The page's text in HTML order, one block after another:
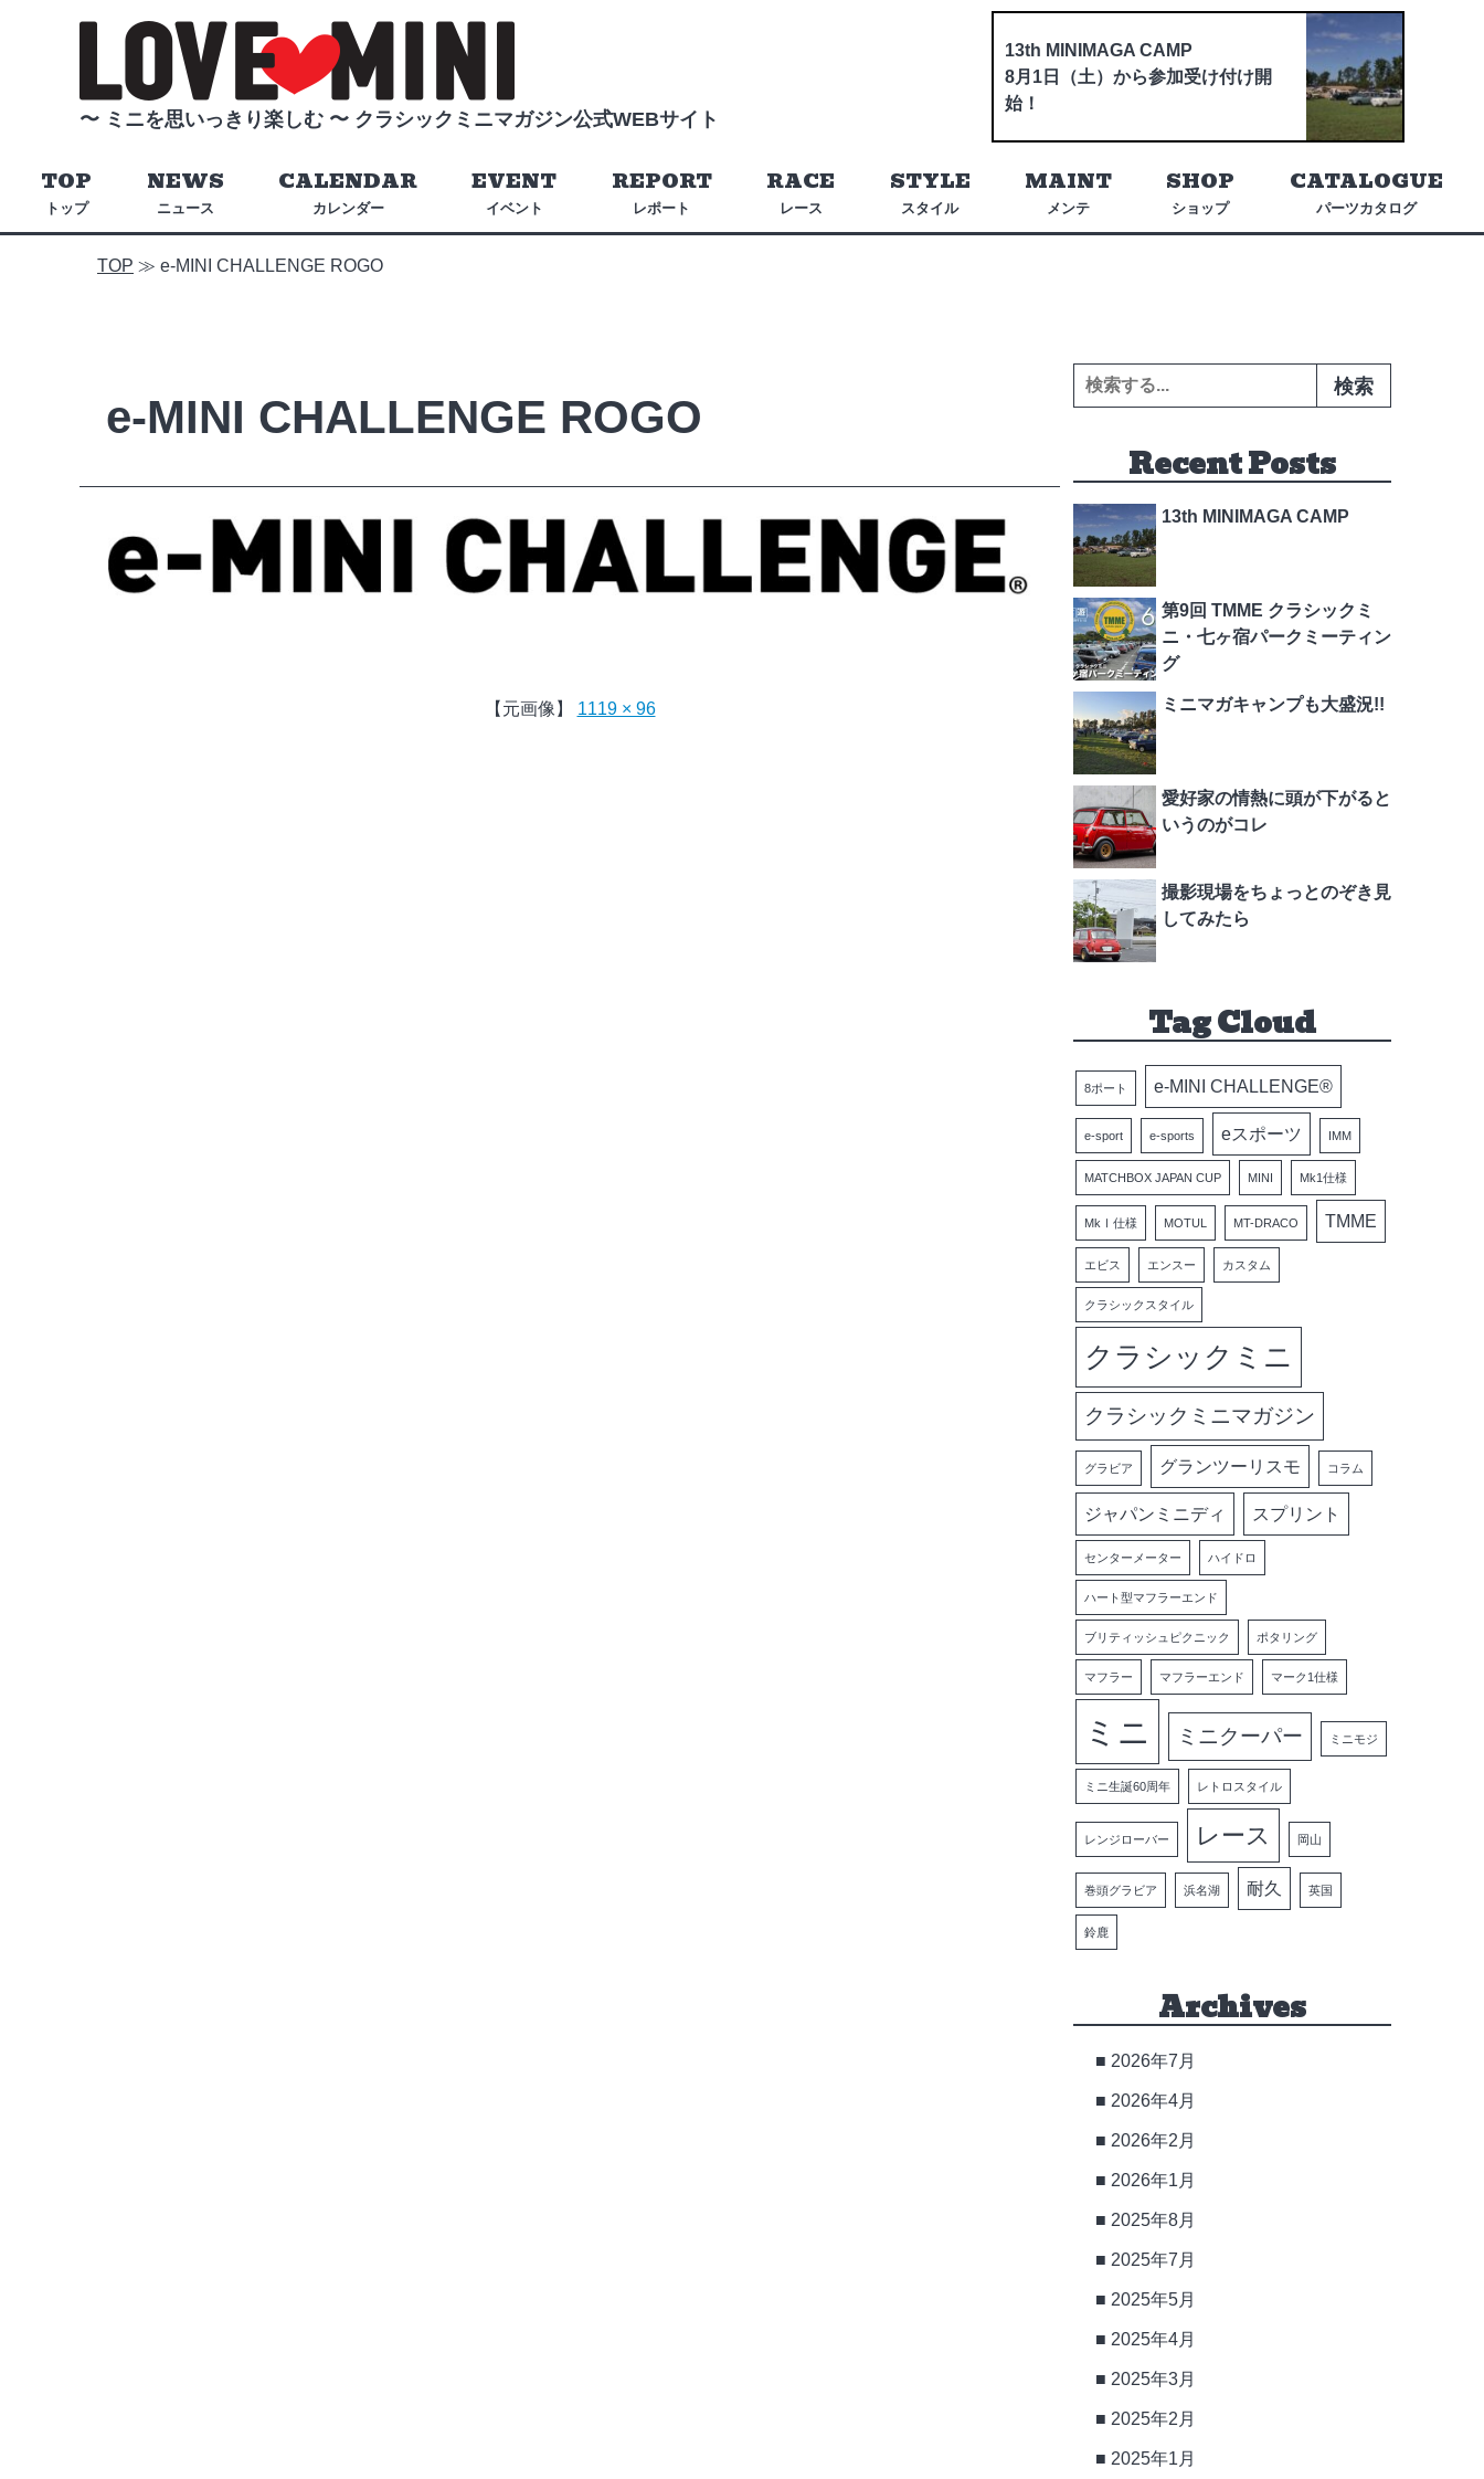
〜 ミニを思いっきり楽しむ 〜 クラシックミニマガジン公式WEBサイト
13th MINIMAGA CAMP
8月1日（土）から参加受け付け開
始！
トップ
TOP
ニュース
NEWS
カレンダー
CALENDAR
イベント
EVENT
レポート
REPORT
レース
RACE
スタイル
STYLE
メンテ
MAINT
ショップ
SHOP
パーツカタログ
CATALOGUE
TOP ≫ e-MINI CHALLENGE ROGO
e-MINI CHALLENGE ROGO
【元画像】 1119 × 96
検索:
Recent Posts
13th MINIMAGA CAMP
第9回 TMME クラシックミ
ニ・七ヶ宿パークミーティン
グ
ミニマガキャンプも大盛況!!
愛好家の情熱に頭が下がると
いうのがコレ
撮影現場をちょっとのぞき見
してみたら
Tag Cloud
8ポート e-MINI CHALLENGE®
e-sport e-sports eスポーツ IMM
MATCHBOX JAPAN CUP MINI Mk1仕様
MkⅠ仕様 MOTUL MT-DRACO TMME
エビス エンスー カスタム
クラシックスタイル
クラシックミニ
クラシックミニマガジン
グラビア グランツーリスモ コラム
ジャパンミニディ スプリント
センターメーター ハイドロ
ハート型マフラーエンド
ブリティッシュピクニック ポタリング
マフラー マフラーエンド マーク1仕様
ミニ ミニクーパー ミニモジ
ミニ生誕60周年 レトロスタイル
レンジローバー レース 岡山
巻頭グラビア 浜名湖 耐久 英国
鈴鹿
Archives
2026年7月
2026年4月
2026年2月
2026年1月
2025年8月
2025年7月
2025年5月
2025年4月
2025年3月
2025年2月
2025年1月